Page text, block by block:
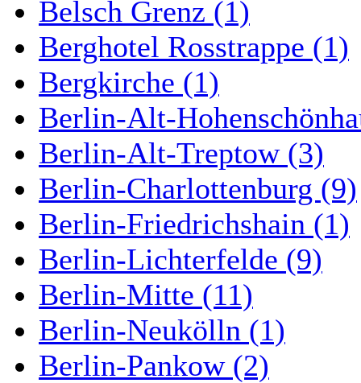
Belsch Grenz (1)
Berghotel Rosstrappe (1)
Bergkirche (1)
Berlin-Alt-
Berlin-Alt-Treptow (3)
Berlin-Charlottenburg (9)
Berlin-Friedrichshain (1)
Berlin-Lichterfelde (9)
Berlin-Mitte (11)
Berlin-Neukölln (1)
Berlin-Pankow (2)